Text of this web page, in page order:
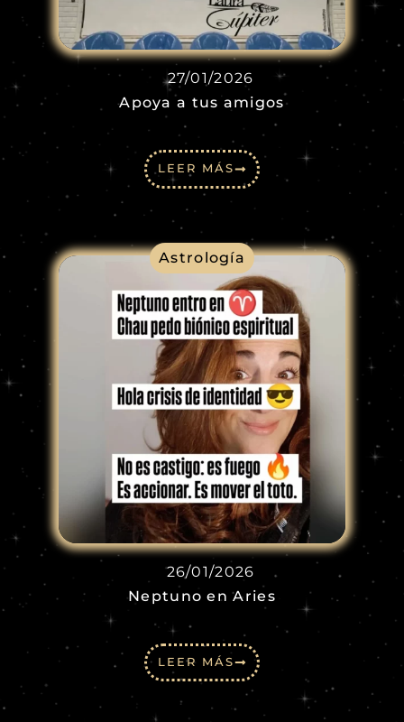
27/01/2026
Apoya a tus amigos
LEER MÁS
Astrología
26/01/2026
Neptuno en Aries
LEER MÁS